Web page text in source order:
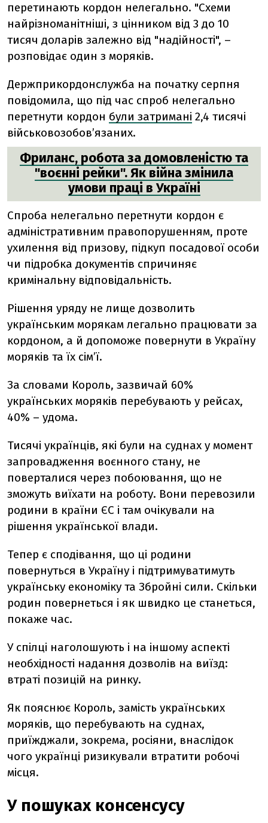
перетинають кордон нелегально. "Схеми
найрізноманітніші, з цінником від 3 до 10
тисяч доларів залежно від "надійності", –
розповідає один з моряків.
Держприкордонслужба на початку серпня
повідомила, що під час спроб нелегально
перетнути кордон були затримані 2,4 тисячі
військовозобовʼязаних.
Фриланс, робота за домовленістю та
"воєнні рейки". Як війна змінила
умови праці в Україні
Спроба нелегально перетнути кордон є
адміністративним правопорушенням, проте
ухилення від призову, підкуп посадової особи
чи підробка документів спричиняє
кримінальну відповідальність.
Рішення уряду не лище дозволить
українським морякам легально працювати за
кордоном, а й допоможе повернути в Україну
моряків та їх сімʼї.
За словами Король, зазвичай 60%
українських моряків перебувають у рейсах,
40% – удома.
Тисячі українців, які були на суднах у момент
запровадження воєнного стану, не
поверталися через побоювання, що не
зможуть виїхати на роботу. Вони перевозили
родини в країни ЄС і там очікували на
рішення української влади.
Тепер є сподівання, що ці родини
повернуться в Україну і підтримуватимуть
українську економіку та Збройні сили. Скільки
родин повернеться і як швидко це станеться,
покаже час.
У спілці наголошують і на іншому аспекті
необхідності надання дозволів на виїзд:
втраті позицій на ринку.
Як пояснює Король, замість українських
моряків, що перебувають на суднах,
приїжджали, зокрема, росіяни, внаслідок
чого українці ризикували втратити робочі
місця.
У пошуках консенсусу